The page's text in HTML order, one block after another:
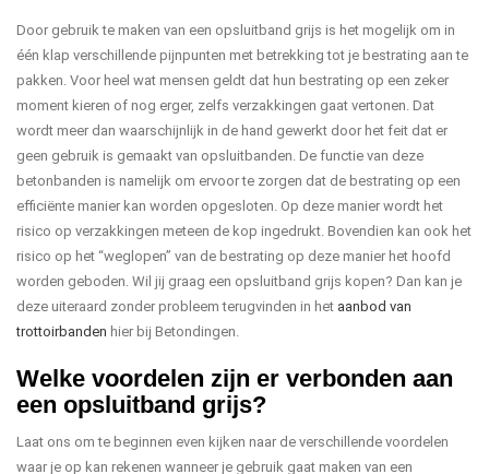
Door gebruik te maken van een opsluitband grijs is het mogelijk om in
één klap verschillende pijnpunten met betrekking tot je bestrating aan te
pakken. Voor heel wat mensen geldt dat hun bestrating op een zeker
moment kieren of nog erger, zelfs verzakkingen gaat vertonen. Dat
wordt meer dan waarschijnlijk in de hand gewerkt door het feit dat er
geen gebruik is gemaakt van opsluitbanden. De functie van deze
betonbanden is namelijk om ervoor te zorgen dat de bestrating op een
efficiënte manier kan worden opgesloten. Op deze manier wordt het
risico op verzakkingen meteen de kop ingedrukt. Bovendien kan ook het
risico op het “weglopen” van de bestrating op deze manier het hoofd
worden geboden. Wil jij graag een opsluitband grijs kopen? Dan kan je
deze uiteraard zonder probleem terugvinden in het aanbod van
trottoirbanden hier bij Betondingen.
Welke voordelen zijn er verbonden aan
een opsluitband grijs?
Laat ons om te beginnen even kijken naar de verschillende voordelen
waar je op kan rekenen wanneer je gebruik gaat maken van een